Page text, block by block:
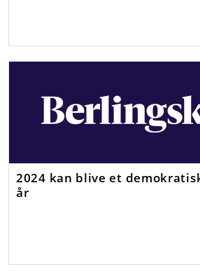
2024 kan blive et
år